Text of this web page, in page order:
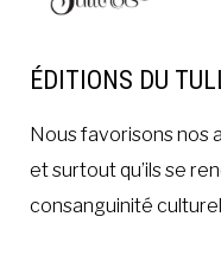
ÉDITIONS DU
Nous favorisons nos
et surtout qu’ils se
consanguinité